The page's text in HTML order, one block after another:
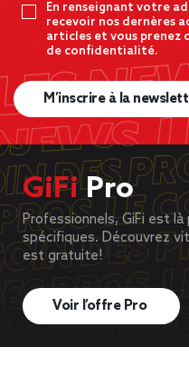
En renseignant votre
recevoir nos dernères
articles et vous prenez
de confidentialité.
M’inscrire à la
GiFiPro
Professionnels, GiFi est
spécifiques. Découvrez
est gratuite!
Voir l’offre Pro